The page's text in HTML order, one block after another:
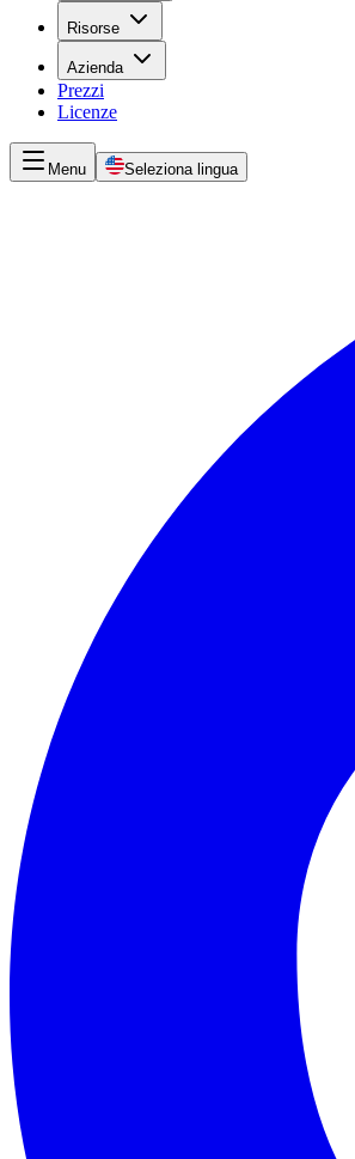
Risorse
Azienda
Prezzi
Licenze
Menu Seleziona lingua